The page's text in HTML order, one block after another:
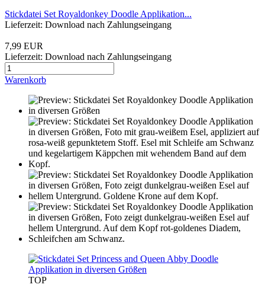
Stickdatei Set Royaldonkey Doodle Applikation...
Lieferzeit: Download nach Zahlungseingang
7,99 EUR
Lieferzeit: Download nach Zahlungseingang
Warenkorb
TOP